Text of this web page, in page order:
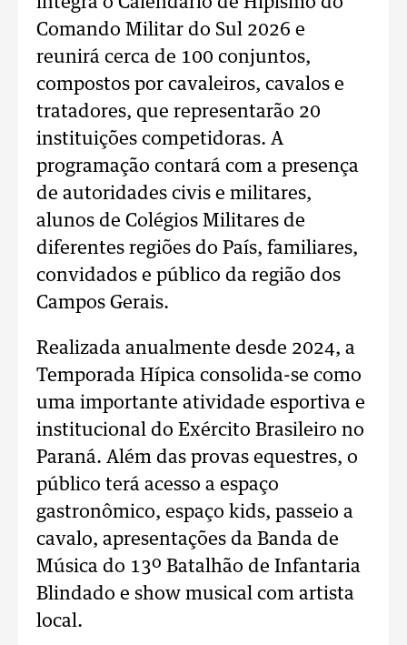
Comando Militar do Sul 2026 e
reunirá cerca de 100 conjuntos,
compostos por cavaleiros, cavalos e
tratadores, que representarão 20
instituições competidoras. A
programação contará com a presença
de autoridades civis e militares,
alunos de Colégios Militares de
diferentes regiões do País, familiares,
convidados e público da região dos
Campos Gerais.
Realizada anualmente desde 2024, a
Temporada Hípica consolida-se como
uma importante atividade esportiva e
institucional do Exército Brasileiro no
Paraná. Além das provas equestres, o
público terá acesso a espaço
gastronômico, espaço kids, passeio a
cavalo, apresentações da Banda de
Música do 13º Batalhão de Infantaria
Blindado e show musical com artista
local.